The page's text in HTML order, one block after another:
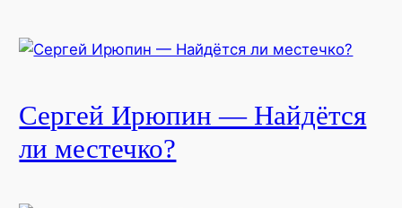
Сергей Ирюпин — Найдётся
ли местечко?